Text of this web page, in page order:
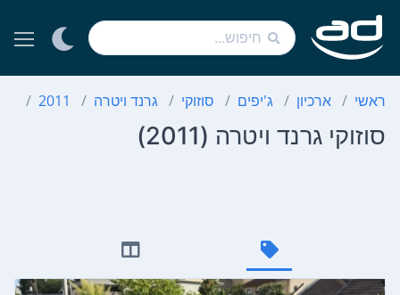
ראשי ארכיון ג'יפים סוזוקי גרנד ויטרה 2011
סוזוקי גרנד ויטרה (2011)